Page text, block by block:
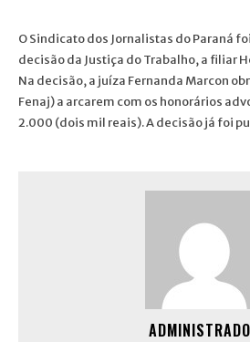
O Sindicato dos Jornalistas do Paraná
decisão da Justiça do Trabalho, a filiar
Na decisão, a juíza Fernanda Marcon
Fenaj) a arcarem com os honorários
2.000 (dois mil reais). A decisão já foi